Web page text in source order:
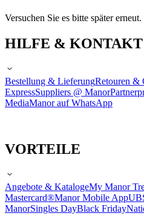
Versuchen Sie es bitte später erneut.
HILFE & KONTAKT
Bestellung & LieferungRetouren &
ExpressSuppliers @ Manor
MediaManor auf WhatsApp
VORTEILE
Angebote & KatalogeMy Manor
Mastercard®Manor Mobile App
ManorSingles DayBlack Friday